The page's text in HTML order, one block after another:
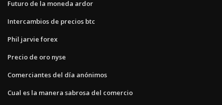
Futuro de la moneda ardor
Intercambios de precios btc
Phil jarvie forex
Precio de oro nyse
Comerciantes del día anónimos
Cual es la manera sabrosa del comercio